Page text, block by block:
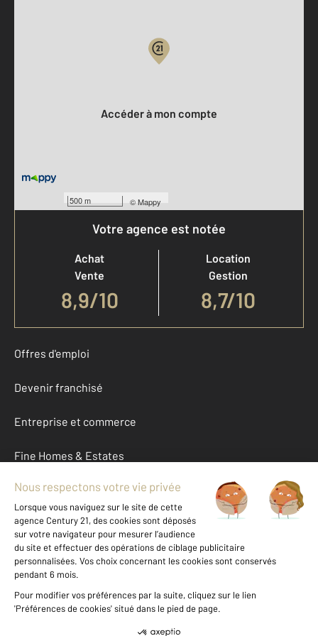
500 m ©Mappy
Accéder à mon compte
Votre agence est notée
Achat
Vente
8,9/10
Location
Gestion
8,7/10
Offres d'emploi
Devenir franchisé
Entreprise et commerce
Fine Homes & Estates
À propos
International
Nous contacter